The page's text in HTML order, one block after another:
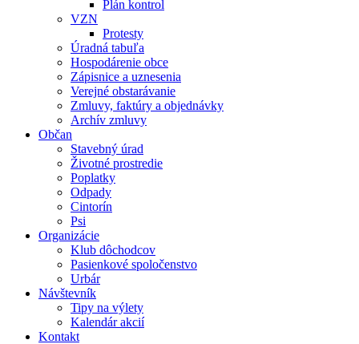
Plán kontrol
VZN
Protesty
Úradná tabuľa
Hospodárenie obce
Zápisnice a uznesenia
Verejné obstarávanie
Zmluvy, faktúry a objednávky
Archív zmluvy
Občan
Stavebný úrad
Životné prostredie
Poplatky
Odpady
Cintorín
Psi
Organizácie
Klub dôchodcov
Pasienkové spoločenstvo
Urbár
Návštevník
Tipy na výlety
Kalendár akcií
Kontakt